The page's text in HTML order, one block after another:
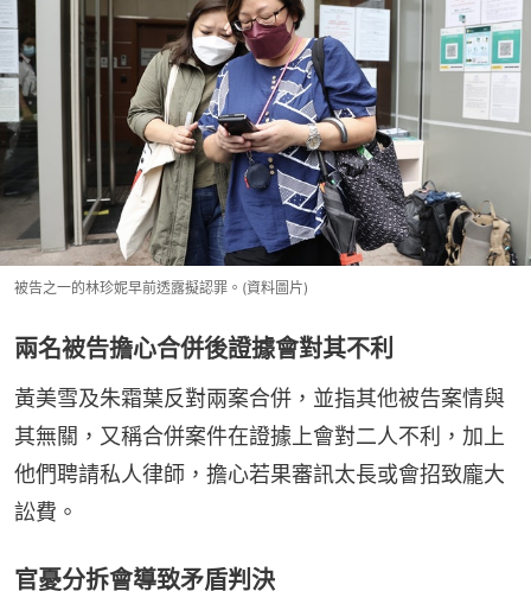
被告之一的林珍妮早前透露擬認罪。(資料圖片)
兩名被告擔心合併後證據會對其不利
黃美雪及朱霜葉反對兩案合併，並指其他被告案情與
其無關，又稱合併案件在證據上會對二人不利，加上
他們聘請私人律師，擔心若果審訊太長或會招致龐大
訟費。
官憂分拆會導致矛盾判決